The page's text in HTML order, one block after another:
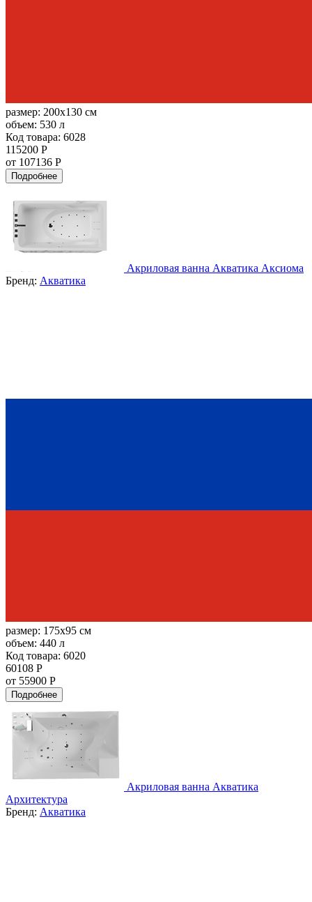
размер: 200x130 см
объем: 530 л
Код товара: 6028
115200 Р
от 107136 Р
Подробнее
Акриловая ванна Акватика Аксиома
Бренд: Акватика
размер: 175x95 см
объем: 440 л
Код товара: 6020
60108 Р
от 55900 Р
Подробнее
Акриловая ванна Акватика
Архитектура
Бренд: Акватика